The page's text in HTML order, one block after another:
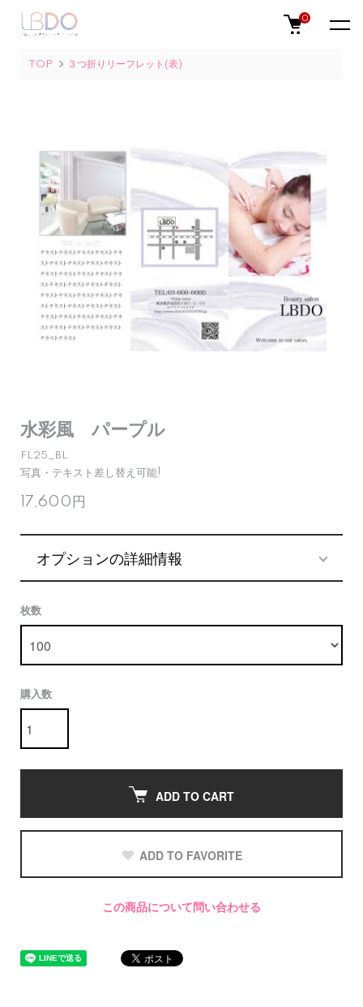
0
TOP ３つ折りリーフレット(表)
水彩風 パープル
FL25_BL
写真・テキスト差し替え可能!
17,600円
オプションの詳細情報
枚数
購入数
ADD TO CART
ADD TO FAVORITE
この商品について問い合わせる